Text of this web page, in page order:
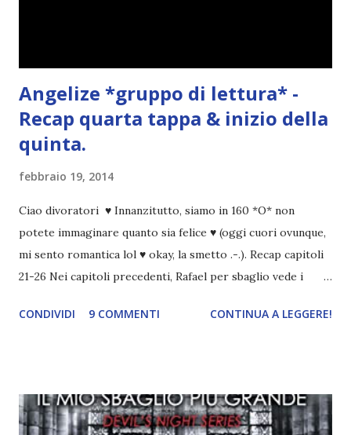
Angelize *gruppo di lettura* -
Recap quarta tappa & inizio della
quinta.
febbraio 19, 2014
Ciao divoratori ♥ Innanzitutto, siamo in 160 *O* non
potete immaginare quanto sia felice ♥ (oggi cuori ovunque,
mi sento romantica lol ♥ okay, la smetto .-.). Recap capitoli
21-26 Nei capitoli precedenti, Rafael per sbaglio vede i
incontrano e Hesediel mostra loro come combattere i puri.
angelo puro, Elemiah. Ma, a differenza di cosa pensano,
l'angelo non ha intenzione di fare una strage, piuttosto è lì
CONDIVIDI 9 COMMENTI CONTINUA A LEGGERE!